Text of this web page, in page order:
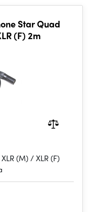
Star Quad
(F) 2m
(M) / XLR (F)